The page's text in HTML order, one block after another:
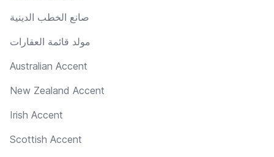
صانع الخطب الدينية
مولد قائمة العقارات
Australian Accent
New Zealand Accent
Irish Accent
Scottish Accent